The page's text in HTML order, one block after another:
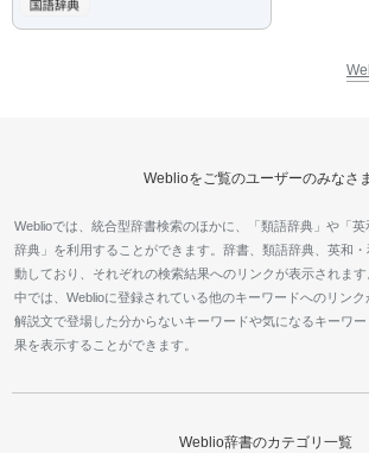
Weblioをご覧のユーザーのみなさ
Weblioでは、統合型辞書検索のほかに、「類語辞典」や「
辞典」を利用することができます。辞書、類語辞典、英和
動しており、それぞれの検索結果へのリンクが表示されま
中では、Weblioに登録されている他のキーワードへのリンク
解説文で登場した分からないキーワードや気になるキーワ
果を表示することができます。
Weblio辞書のカテゴリ一覧